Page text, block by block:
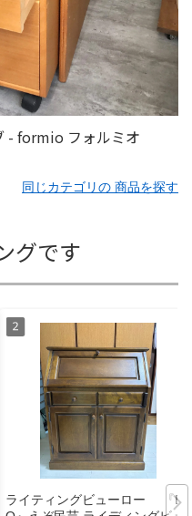
同じカテゴリの 商品を探す
グです
ライティングビューロー 『EZ